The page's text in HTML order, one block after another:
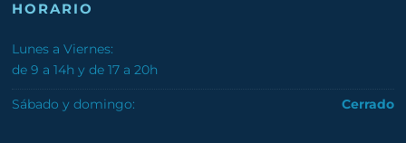
HORARIO
Lunes a Viernes:
de 9 a 14h y de 17 a 20h
Sábado y domingo: Cerrado